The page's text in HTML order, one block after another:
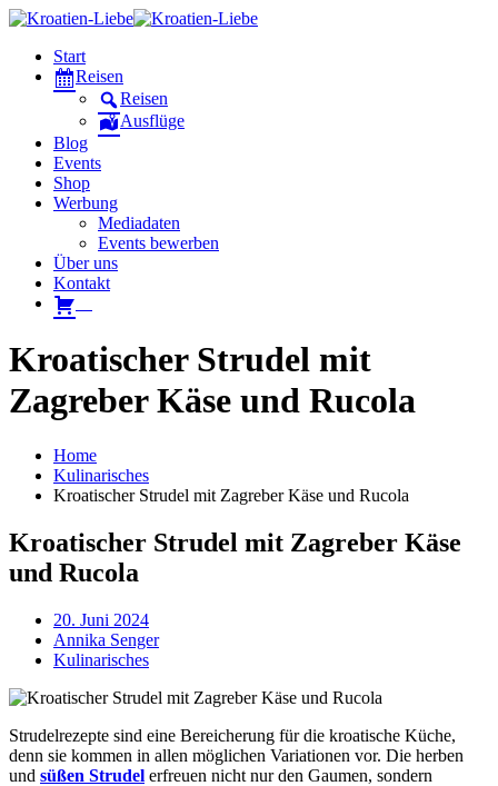
Start
Reisen
Reisen
Ausflüge
Blog
Events
Shop
Werbung
Mediadaten
Events bewerben
Über uns
Kontakt
Kroatischer Strudel mit
Zagreber Käse und Rucola
Home
Kulinarisches
Kroatischer Strudel mit Zagreber Käse und Rucola
Kroatischer Strudel mit Zagreber Käse
und Rucola
20. Juni 2024
Annika Senger
Kulinarisches
Strudelrezepte sind eine Bereicherung für die kroatische Küche,
denn sie kommen in allen möglichen Variationen vor. Die herben
und süßen Strudel erfreuen nicht nur den Gaumen, sondern